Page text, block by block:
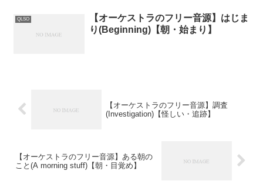
QLSO
【オーケストラのフリー音源】はじま
り(Beginning)【朝・始まり】
【オーケストラのフリー音源】調査
(Investigation)【怪しい・追跡】
【オーケストラのフリー音源】ある朝の
こと(A morning stuff)【朝・目覚め】